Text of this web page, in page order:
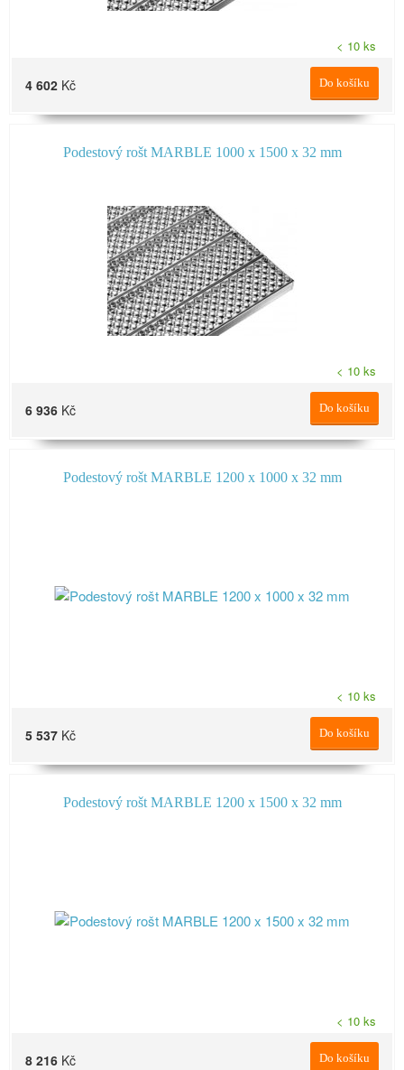
< 10 ks
Do košíku
4 602 Kč
Podestový rošt MARBLE 1000 x 1500 x 32 mm
< 10 ks
Do košíku
6 936 Kč
Podestový rošt MARBLE 1200 x 1000 x 32 mm
< 10 ks
Do košíku
5 537 Kč
Podestový rošt MARBLE 1200 x 1500 x 32 mm
< 10 ks
Do košíku
8 216 Kč